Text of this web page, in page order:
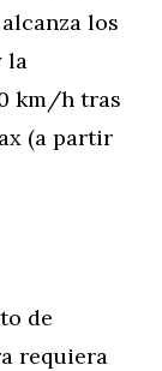
los
la
km/h tras
(a partir
de
requiera